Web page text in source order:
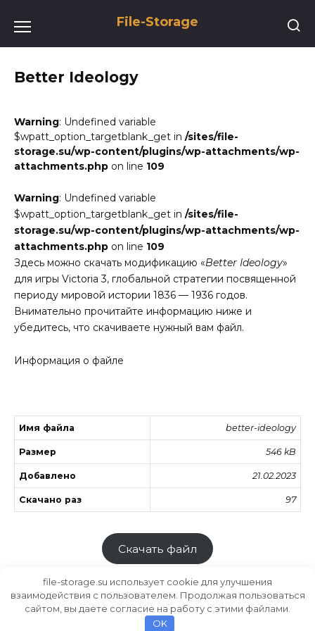
содержанию
File-Storage
Better Ideology
Warning: Undefined variable
$wpatt_option_targetblank_get in /sites/file-
storage.su/wp-content/plugins/wp-attachments/wp-
attachments.php on line 109
Warning: Undefined variable
$wpatt_option_targetblank_get in /sites/file-
storage.su/wp-content/plugins/wp-attachments/wp-
attachments.php on line 109
Здесь можно скачать модификацию «Better Ideology»
для игры Victoria 3, глобальной стратегии посвященной
периоду мировой истории 1836 — 1936 годов.
Внимательно прочитайте информацию ниже и
убедитесь, что скачиваете нужный вам файл.
Информация о файле
Имя файла better-ideology
Размер 546 kB
Добавлено 21.02.2023
Скачано раз 97
Скачать файл
Хранилище файлов
file-storage.su использует cookie для улучшения
взаимодействия с пользователем. Продолжая пользоваться
сайтом, вы даете согласие на работу с этими файлами.
OK